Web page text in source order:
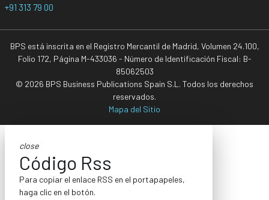
+91 313 79 00
BPS está inscrita en el Registro Mercantil de Madrid, Volumen 24.100,
Folio 172, Página M-433036 - Número de Identificación Fiscal: B-
85062503
© 2026 BPS Business Publications Spain S.L. Todos los derechos
reservados.
Mapa del Sitio
close
Código Rss
Para copiar el enlace RSS en el portapapeles,
haga clic en el botón.